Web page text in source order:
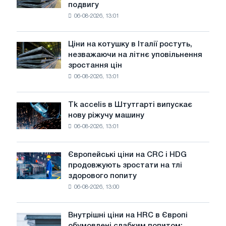
патріотичну
радянської
авіації
Великої
Вітчизняної
війни
подвигу
06-08-2026, 13:01
Ціни
на
котушку
незважаючи
на
уповільнення
зростання
цін
Ціни на котушку в Італії ростуть,
незважаючи на літнє уповільнення
зростання цін
06-08-2026, 13:01
Tk
accelis
в
нову
ріжучу
Tk accelis в Штутгарті випускає
нову ріжучу машину
06-08-2026, 13:01
Європейські
ціни
на
продовжують
Європейські ціни на CRC і HDG
продовжують зростати на тлі
здорового попиту
06-08-2026, 13:00
Внутрішні
Внутрішні ціни на HRC в Європі